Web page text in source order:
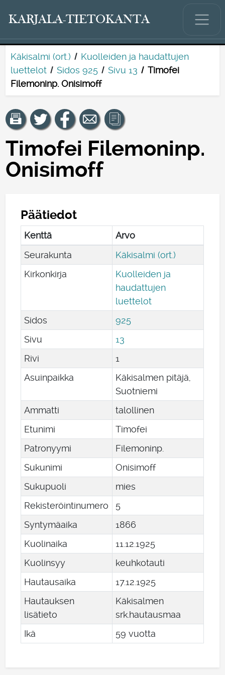
KARJALA-TIETOKANTA
Käkisalmi (ort.)
Kuolleiden ja haudattujen
luettelot
Sidos 925 Sivu 13
Timofei
Filemoninp. Onisimoff
Timofei Filemoninp.
Onisimoff
Päätiedot
Kenttä
Arvo
Seurakunta
Käkisalmi (ort.)
Kirkonkirja
Kuolleiden ja
haudattujen
luettelot
Sidos
925
Sivu
13
Rivi
1
Asuinpaikka
Käkisalmen pitäjä,
Suotniemi
Ammatti
talollinen
Etunimi
Timofei
Patronyymi
Filemoninp.
Sukunimi
Onisimoff
Sukupuoli
mies
Rekisteröintinumero
5
Syntymäaika
1866
Kuolinaika
11 121925
Kuolinsyy
keuhkotauti
Hautausaika
17.121925
Hautauksen
lisätieto
Käkisalmen
srk.hautausmaa
Ikä
59 vuotta